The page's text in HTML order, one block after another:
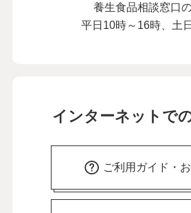
養生食品相談窓口の
平日10時～16時、土
インターネットで
ご利用ガイド・